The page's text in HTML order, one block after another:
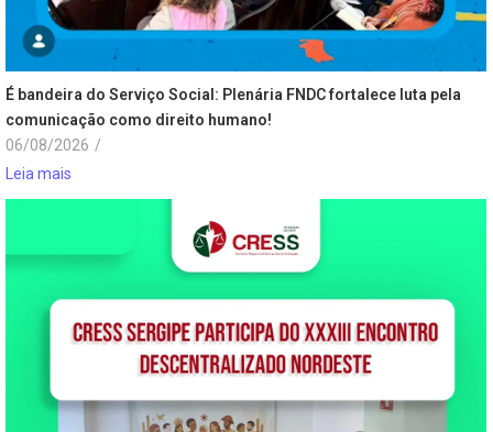
É bandeira do Serviço Social: Plenária FNDC fortalece luta pela
comunicação como direito humano!
06/08/2026 /
Leia mais